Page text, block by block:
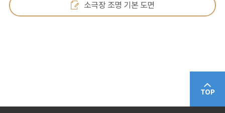
소극장 조명 기본 도면
TOP